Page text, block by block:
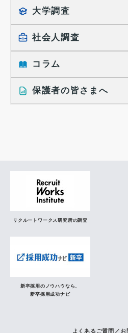
就職活動TOPICS
大学生の実態調査
働きたい組織の特徴
大学生の地域間移動レポート
就職活動に関するレポート
採用に関する調査
採用活動に関するレポート
大学調査
社会人調査
就職活動と入社後の就業
就業レディネス研究
コラム
インタビュー記事
保護者の皆さまへ
リクルートワークス研究所の調査
新卒採用のノウハウなら、
新卒採用成功ナビ
よくあるご質問／お